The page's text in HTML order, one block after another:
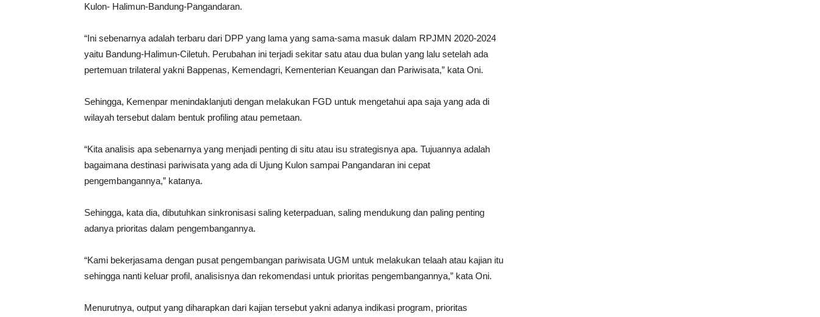
Kulon- Halimun-Bandung-Pangandaran.
“Ini sebenarnya adalah terbaru dari DPP yang lama yang sama-sama masuk dalam RPJMN 2020-2024
yaitu Bandung-Halimun-Ciletuh. Perubahan ini terjadi sekitar satu atau dua bulan yang lalu setelah ada
pertemuan trilateral yakni Bappenas, Kemendagri, Kementerian Keuangan dan Pariwisata,” kata Oni.
Sehingga, Kemenpar menindaklanjuti dengan melakukan FGD untuk mengetahui apa saja yang ada di
wilayah tersebut dalam bentuk profiling atau pemetaan.
“Kita analisis apa sebenarnya yang menjadi penting di situ atau isu strategisnya apa. Tujuannya adalah
bagaimana destinasi pariwisata yang ada di Ujung Kulon sampai Pangandaran ini cepat
pengembangannya,” katanya.
Sehingga, kata dia, dibutuhkan sinkronisasi saling keterpaduan, saling mendukung dan paling penting
adanya prioritas dalam pengembangannya.
“Kami bekerjasama dengan pusat pengembangan pariwisata UGM untuk melakukan telaah atau kajian itu
sehingga nanti keluar profil, analisisnya dan rekomendasi untuk prioritas pengembangannya,” kata Oni.
Menurutnya, output yang diharapkan dari kajian tersebut yakni adanya indikasi program, prioritas